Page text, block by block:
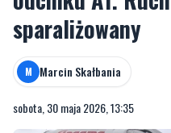
Marcin Skałbania